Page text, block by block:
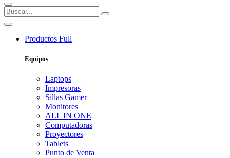
Productos Full
Equipos
Laptops
Impresoras
Sillas Gamer
Monitores
ALL IN ONE
Computadoras
Proyectores
Tablets
Punto de Venta